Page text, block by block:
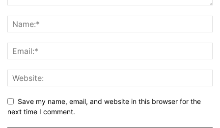
Save my name, email, and website in this browser for the
next time I comment.